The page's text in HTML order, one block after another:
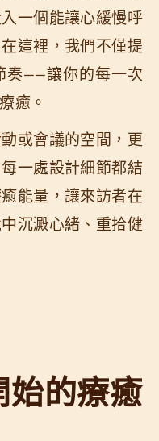
一個能讓心緩慢呼
這裡，我們不僅提
奏——讓你的每一次
癒。
或會議的空間，更
一處設計細節都結
能量，讓來訪者在
沉澱心緒、重拾健
的療癒